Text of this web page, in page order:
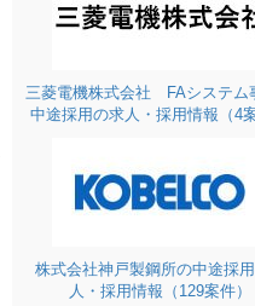
三菱電機株式会社 FAシステム
中途採用の求人・採用情報（4案
株式会社神戸製鋼所の中途採
人・採用情報（129案件）